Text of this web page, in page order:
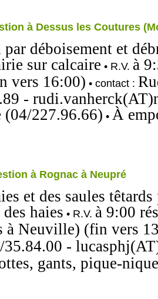
à Dessus les Coutures
déboisement et
sur calcaire • R.V. à
vers 16:00) • contact :
-
(04/227.96.66) • À
à Rognac à Neupré
et des saules têtards
haies • R.V. à 9:00
à Neuville) (fin vers
35.84.00 -
gants, pique-